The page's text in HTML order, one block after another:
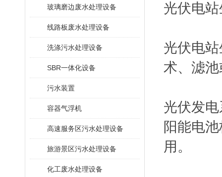
玻璃磨边废水处理设备
线路板废水处理设备
洗涤污水处理设备
SBR一体化设备
污水装置
容器气浮机
高速服务区污水处理设备
旅游景区污水处理设备
化工废水处理设备
光伏电
光伏电
术、滤
光伏发
阳能电
用。